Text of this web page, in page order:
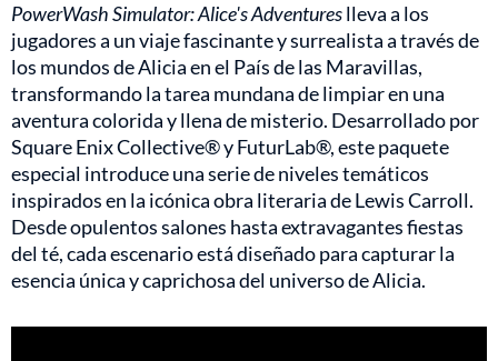
PowerWash Simulator: Alice's Adventureslleva a los
jugadores a un viaje fascinante y surrealista a través de
los mundos de Alicia en el País de las Maravillas,
transformando la tarea mundana de limpiar en una
aventura colorida y llena de misterio. Desarrollado por
Square Enix Collective® y FuturLab®, este paquete
especial introduce una serie de niveles temáticos
inspirados en la icónica obra literaria de Lewis Carroll.
Desde opulentos salones hasta extravagantes fiestas
del té, cada escenario está diseñado para capturar la
esencia única y caprichosa del universo de Alicia.